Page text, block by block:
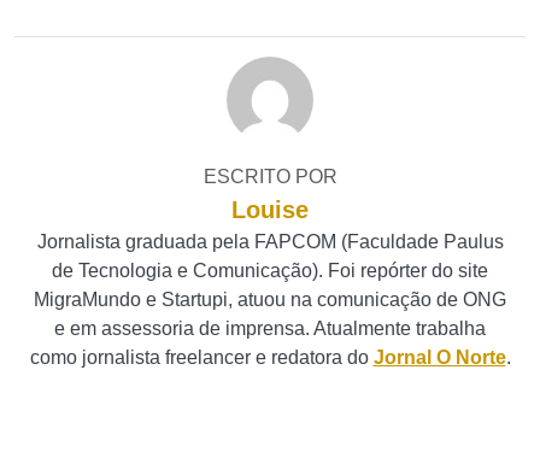
ESCRITO POR
Louise
Jornalista graduada pela FAPCOM (Faculdade Paulus
de Tecnologia e Comunicação). Foi repórter do site
MigraMundo e Startupi, atuou na comunicação de ONG
e em assessoria de imprensa. Atualmente trabalha
como jornalista freelancer e redatora do Jornal O Norte.